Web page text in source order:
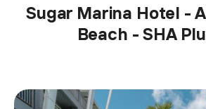
Sugar Marina Hotel -
Beach - SHA